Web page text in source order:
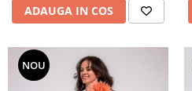
ADAUGA IN COS
NOU